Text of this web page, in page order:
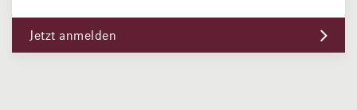
Jetzt anmelden